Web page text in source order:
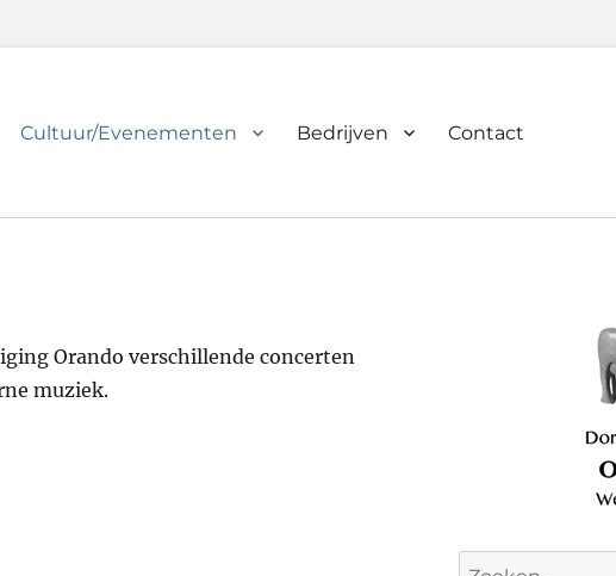
Cultuur/Evenementen Bedrijven Contact
Orando verschillende concerten
muziek.